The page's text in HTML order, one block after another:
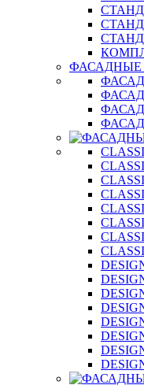
ФАСАДНЫЕ